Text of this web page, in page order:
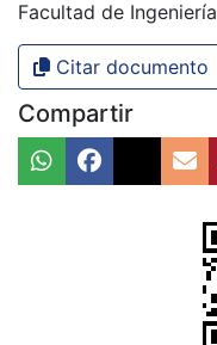
Facultad de Ingeniería
Citar documento
Compartir